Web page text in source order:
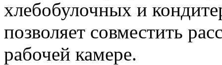
хлебобулочных и
позволяет совместить
рабочей камере.